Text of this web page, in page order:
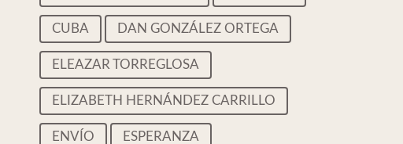
CUBA DAN GONZÁLEZ ORTEGA
ELEAZAR TORREGLOSA
ELIZABETH HERNÁNDEZ CARRILLO
ENVÍO ESPERANZA